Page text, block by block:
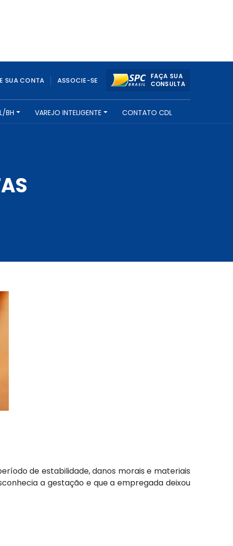
SUA CONTA ASSOCIE-SE
FAÇA SUA
CONSULTA
BH VAREJO INTELIGENTE CONTATO CDL
de estabilidade, danos morais e materiais
a gestação e que a empregada deixou